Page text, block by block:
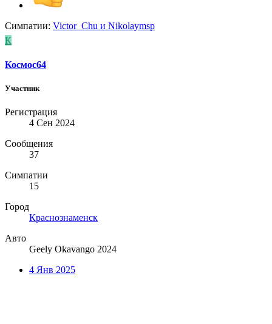
Симпатии: Victor_Chu и Nikolaymsp
К
Космос64
Участник
Регистрация
4 Сен 2024
Сообщения
37
Симпатии
15
Город
Краснознаменск
Авто
Geely Okavango 2024
4 Янв 2025